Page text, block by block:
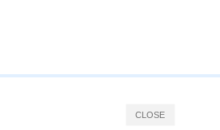
CLOSE